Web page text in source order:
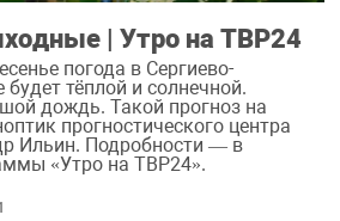
| Утро на ТВР24
погода в Сергиево-
будет тёплой и солнечной.
дождь. Такой прогноз на
прогностического центра
Ильин. Подробности — в
«Утро на ТВР24».